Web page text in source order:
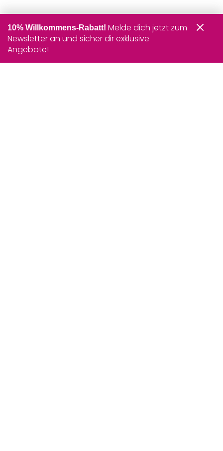
10% Willkommens-Rabatt! Melde dich jetzt zum
Newsletter an und sicher dir exklusive
Angebote!